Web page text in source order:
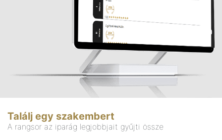
Találj egy szakembert
A rangsor az iparág legjobbjait gyűjti össze